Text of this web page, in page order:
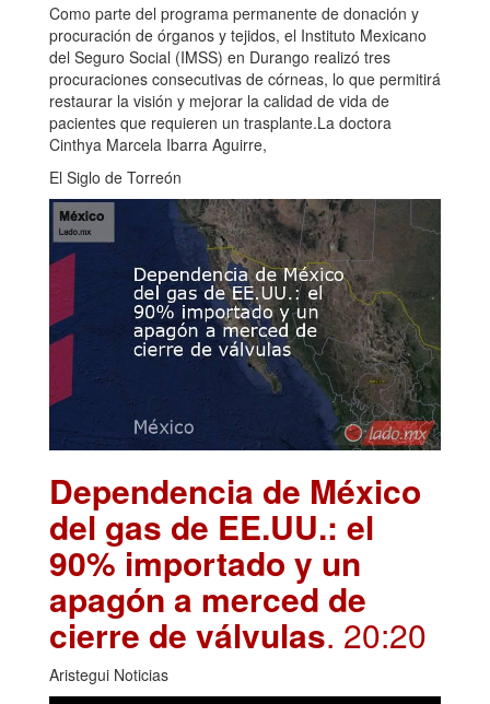
Como parte del programa permanente de donación y
procuración de órganos y tejidos, el Instituto Mexicano
del Seguro Social (IMSS) en Durango realizó tres
procuraciones consecutivas de córneas, lo que permitirá
restaurar la visión y mejorar la calidad de vida de
pacientes que requieren un trasplante.La doctora
Cinthya Marcela Ibarra Aguirre,
El Siglo de Torreón
Dependencia de México
del gas de EE.UU.: el
90% importado y un
apagón a merced de
cierre de válvulas. 20:20
Aristegui Noticias